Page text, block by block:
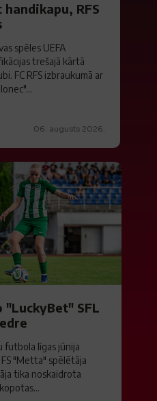
RFS
spēles UEFA
trešajā kārtā
FC RFS izbraukumā ar
06. augusts 2026.
"LuckyBet" SFL
futbola līgas jūnija
"Metta" spēlētāja
tika noskaidrota